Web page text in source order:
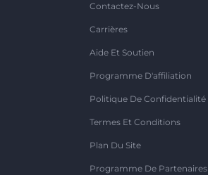
Contactez-Nous
Carrières
Aide Et Soutien
Programme D'affiliation
Politique De Confidentialité
Termes Et Conditions
Plan Du Site
Programme De Partenaires